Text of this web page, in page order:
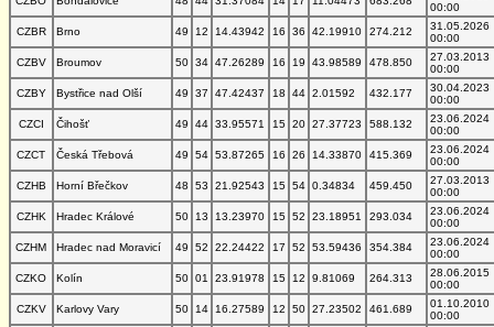
00:00
CZBR
Brno 49 12 14.43942 16 36 42.19910 274.212
31.05.2026
00:00
CZBV
Broumov 50 34 47.26289 16 19 43.98589 478.850
27.03.2013
00:00
CZBY
Bystřice nad Olší 49 37 47.42437 18 44 2.01592 432.177
30.04.2023
00:00
CZCI
Čihošť 49 44 33.95571 15 20 27.37723 588.132
23.06.2024
00:00
CZCT
Česká Třebová 49 54 53.87265 16 26 14.33870 415.369
23.06.2024
00:00
CZHB
Horní Břečkov 48 53 21.92543 15 54 0.34834 459.450
27.03.2013
00:00
CZHK
Hradec Králové 50 13 13.23970 15 52 23.18951 293.034
23.06.2024
00:00
CZHM
Hradec nad Moravicí 49 52 22.24422 17 52 53.59436 354.384
23.06.2024
00:00
CZKO
Kolín 50 01 23.91978 15 12 9.81069 264.313
28.06.2015
00:00
CZKV
Karlovy Vary 50 14 16.27589 12 50 27.23502 461.689
01.10.2010
00:00